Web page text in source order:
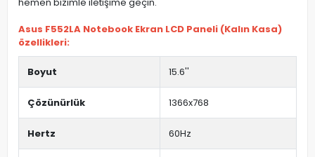
Asus F552LA Notebook Ekran LCD Paneli (Kalın Kasa)
özellikleri:
Boyut 15.6''
Çözünürlük 1366x768
Hertz 60Hz